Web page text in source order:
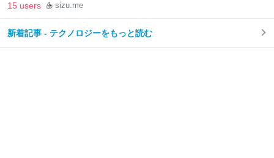
15 users sizu.me
新着記事 - テクノロジーをもっと読む